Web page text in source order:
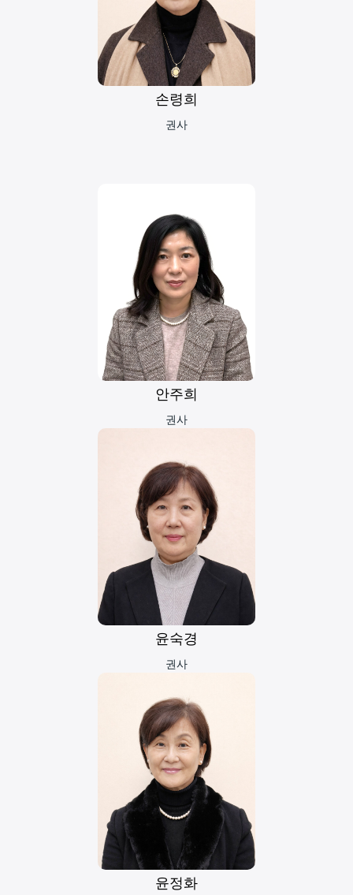
손령희
권사
안주희
권사
윤숙경
권사
윤정화